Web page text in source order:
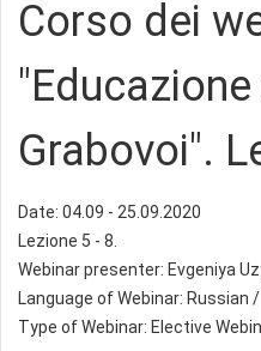
Сorso dei
Grabovoi".
Date: 04.09 - 25.09.2020
Lezione 5 - 8.
Webinar presenter: Evgeniya
Language of Webinar: Russian
Type of Webinar: Elective